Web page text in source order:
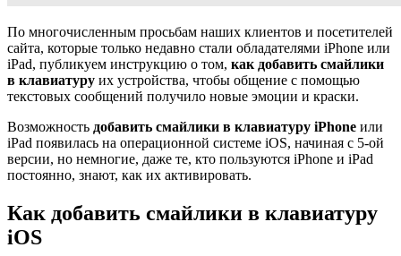
По многочисленным просьбам наших клиентов и посетителей
сайта, которые только недавно стали обладателями iPhone или
iPad, публикуем инструкцию о том, как добавить смайлики
в клавиатуру их устройства, чтобы общение с помощью
текстовых сообщений получило новые эмоции и краски.
Возможность добавить смайлики в клавиатуру iPhone или
iPad появилась на операционной системе iOS, начиная с 5-ой
версии, но немногие, даже те, кто пользуются iPhone и iPad
постоянно, знают, как их активировать.
Как добавить смайлики в клавиатуру
iOS